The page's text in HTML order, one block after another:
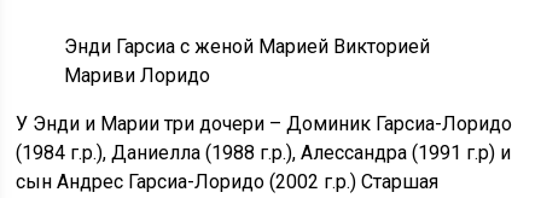
Энди Гарсиа с женой Марией Викторией
Мариви Лоридо
У Энди и Марии три дочери – Доминик Гарсиа-Лоридо
(1984 г.р.), Даниелла (1988 г.р.), Алессандра (1991 г.р) и
сын Андрес Гарсиа-Лоридо (2002 г.р.) Старшая